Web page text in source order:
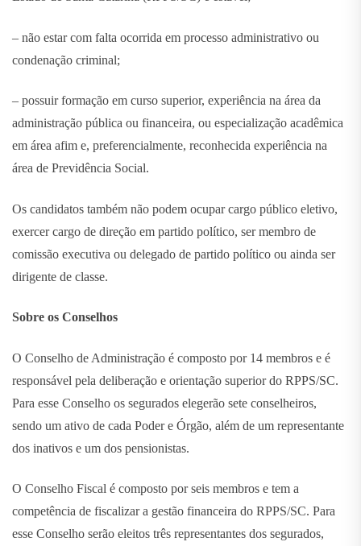
– não estar com falta ocorrida em processo administrativo ou
condenação criminal;
– possuir formação em curso superior, experiência na área da
administração pública ou financeira, ou especialização acadêmica
em área afim e, preferencialmente, reconhecida experiência na
área de Previdência Social.
Os candidatos também não podem ocupar cargo público eletivo,
exercer cargo de direção em partido político, ser membro de
comissão executiva ou delegado de partido político ou ainda ser
dirigente de classe.
Sobre os Conselhos
O Conselho de Administração é composto por 14 membros e é
responsável pela deliberação e orientação superior do RPPS/SC.
Para esse Conselho os segurados elegerão sete conselheiros,
sendo um ativo de cada Poder e Órgão, além de um representante
dos inativos e um dos pensionistas.
O Conselho Fiscal é composto por seis membros e tem a
competência de fiscalizar a gestão financeira do RPPS/SC. Para
esse Conselho serão eleitos três representantes dos segurados,